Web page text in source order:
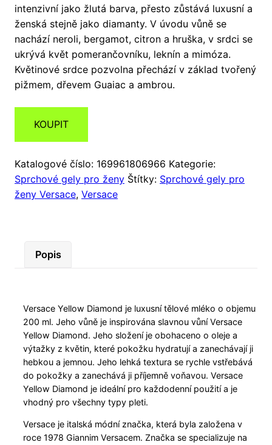
intenzivní jako žlutá barva, přesto zůstává luxusní a
ženská stejně jako diamanty. V úvodu vůně se
nachází neroli, bergamot, citron a hruška, v srdci se
ukrývá květ pomerančovníku, leknín a mimóza.
Květinové srdce pozvolna přechází v základ tvořený
pižmem, dřevem Guaiac a ambrou.
KOUPIT
Katalogové číslo: 169961806966 Kategorie:
Sprchové gely pro ženy Štítky: Sprchové gely pro
ženy Versace, Versace
Popis
Versace Yellow Diamond je luxusní tělové mléko o objemu
200 ml. Jeho vůně je inspirována slavnou vůní Versace
Yellow Diamond. Jeho složení je obohaceno o oleje a
výtažky z květin, které pokožku hydratují a zanechávají ji
hebkou a jemnou. Jeho lehká textura se rychle vstřebává
do pokožky a zanechává ji příjemně voňavou. Versace
Yellow Diamond je ideální pro každodenní použití a je
vhodný pro všechny typy pleti.
Versace je italská módní značka, která byla založena v
roce 1978 Giannim Versacem. Značka se specializuje na